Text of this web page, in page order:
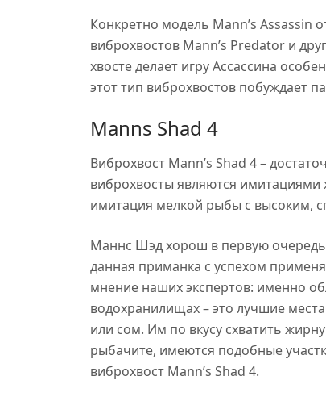
Конкретно модель Mann’s Assassin
виброхвостов Mann’s Predator и
хвосте делает игру Ассассина
этот тип виброхвостов побуждает
Manns Shad 4
Виброхвост Mann’s Shad 4 –
виброхвосты являются имитациями
имитация мелкой рыбы с высоким,
Маннс Шэд хорош в первую очередь
данная приманка с успехом
мнение наших экспертов: именно
водохранилищах – это лучшие
или сом. Им по вкусу схватить
рыбачите, имеются подобные
виброхвост Mann’s Shad 4.